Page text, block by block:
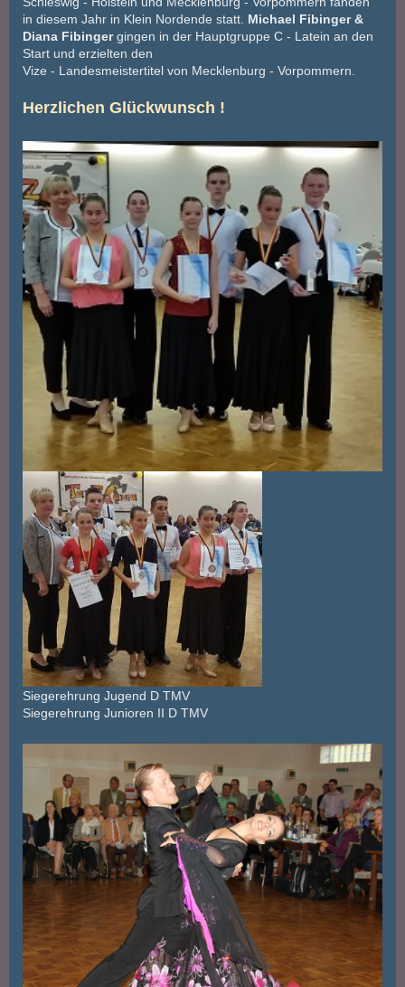
in diesem Jahr in Klein Nordende statt. Michael Fibinger &
Diana Fibingergingen in der Hauptgruppe C - Latein an den
Start und erzielten den
Vize - Landesmeistertitel von Mecklenburg - Vorpommern.
Herzlichen Glückwunsch !
Siegerehrung Jugend D TMV
Siegerehrung Junioren II D TMV